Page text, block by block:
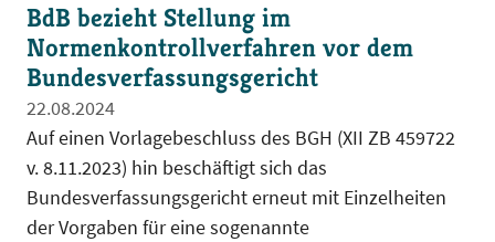
BdB bezieht Stellung im
Normenkontrollverfahren vor dem
Bundesverfassungsgericht
22.08.2024
Auf einen Vorlagebeschluss des BGH (XII ZB 459722
v. 8.11.2023) hin beschäftigt sich das
Bundesverfassungsgericht erneut mit Einzelheiten
der Vorgaben für eine sogenannte